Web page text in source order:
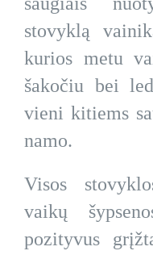
stovyklą
kurios metu
šakočiu bei
vieni kitiems
namo.
Visos
vaikų
pozityvus